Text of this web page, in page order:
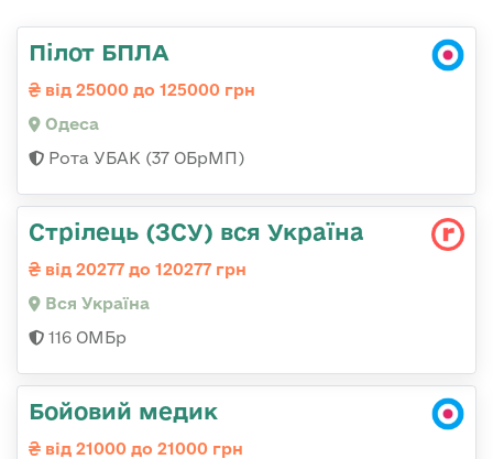
Пілот БПЛА
від 25000 до 125000 грн
Одеса
Рота УБАК (37 ОБрМП)
Стрілець (ЗСУ) вся Україна
від 20277 до 120277 грн
Вся Україна
116 ОМБр
Бойовий медик
від 21000 до 21000 грн